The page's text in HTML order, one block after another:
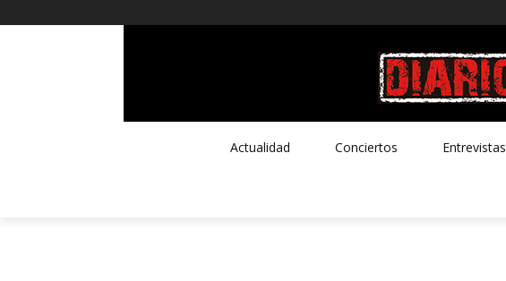
Actualidad Conciertos Entrevistas